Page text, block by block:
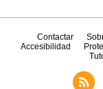
Contactar
Accesibilidad